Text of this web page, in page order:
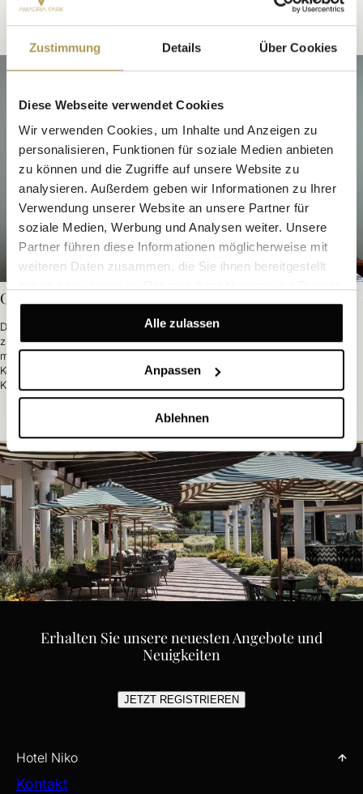
Zustimmung Details Über Cookies
Diese Webseite verwendet Cookies
Wir verwenden Cookies, um Inhalte und Anzeigen zu
personalisieren, Funktionen für soziale Medien anbieten
zu können und die Zugriffe auf unsere Website zu
analysieren. Außerdem geben wir Informationen zu Ihrer
Verwendung unserer Website an unsere Partner für
soziale Medien, Werbung und Analysen weiter. Unsere
Partner führen diese Informationen möglicherweise mit
weiteren Daten zusammen, die Sie ihnen bereitgestellt
gesammelt haben.
Alle zulassen
Anpassen
Ablehnen
UNSERE HIGHLIGHTS
Gehobener Komfort
Das Hotel Niko mag offiziell 3 Sterne tragen, doch von den sorgfältig
zubereiteten Speisen bis hin zum durchdachten Design bietet es weit
mehr, als man auf den ersten Blick vermutet. Freuen Sie sich auf
Komfort, Stil und eine Gastfreundschaft, die sich nach einer höheren
Klasse anfühlt.
Erhalten Sie unsere neuesten Angebote und
Neuigkeiten
JETZT REGISTRIEREN
Hotel Niko
Kontakt